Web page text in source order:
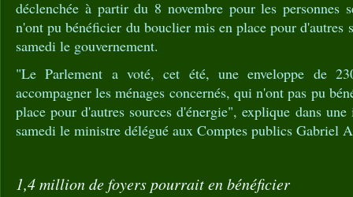
déclenchée à partir du 8 novembre pour les personnes
n'ont pu bénéficier du bouclier mis en place pour d'autres
samedi le gouvernement.
"Le Parlement a voté, cet été, une enveloppe de
accompagner les ménages concernés, qui n'ont pas pu
place pour d'autres sources d'énergie", explique dans
samedi le ministre délégué aux Comptes publics Gabriel
1,4 million de foyers pourrait en bénéficier